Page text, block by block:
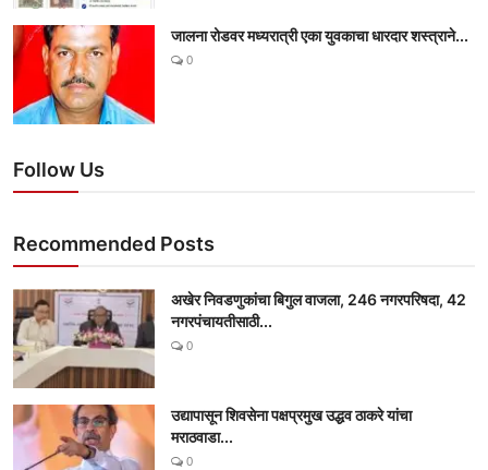
जालना रोडवर मध्यरात्री एका युवकाचा धारदार शस्त्राने...
0
Follow Us
Recommended Posts
अखेर निवडणुकांचा बिगुल वाजला, 246 नगरपरिषदा, 42
नगरपंचायतीसाठी...
0
उद्यापासून शिवसेना पक्षप्रमुख उद्धव ठाकरे यांचा
मराठवाडा...
0